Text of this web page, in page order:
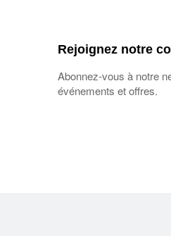
Rejoignez notre
Abonnez-vous à notre
événements et offres.